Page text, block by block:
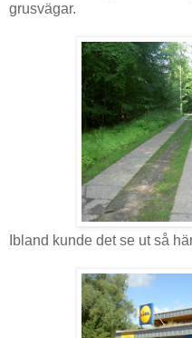
grusvägar.
Ibland kunde det se ut så